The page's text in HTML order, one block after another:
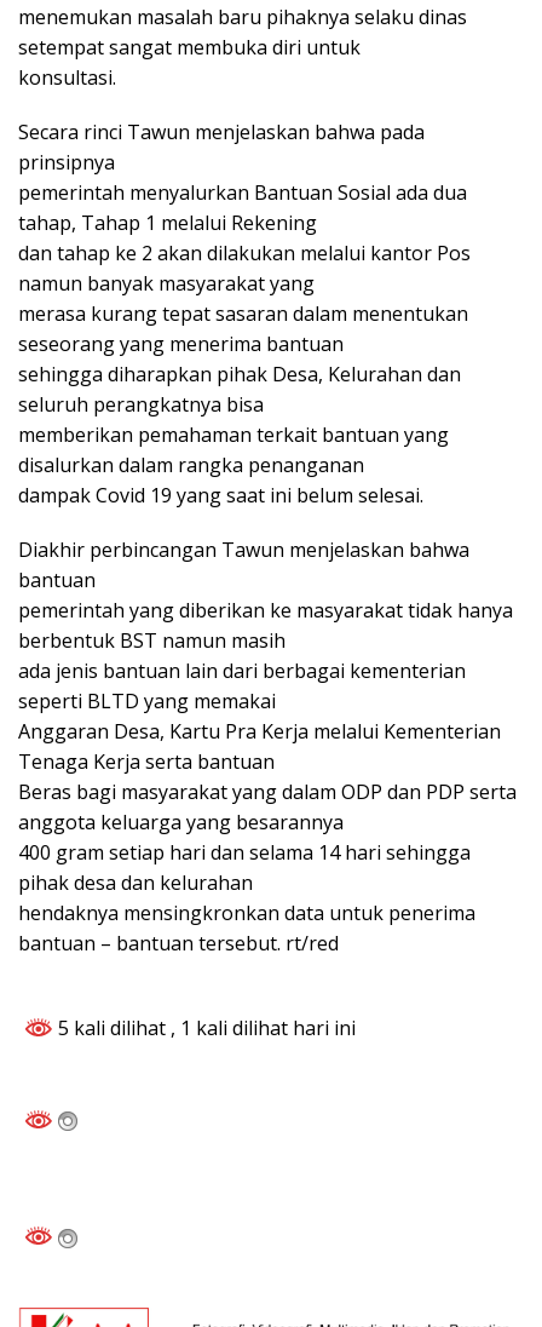
menemukan masalah baru pihaknya selaku dinas
setempat sangat membuka diri untuk
konsultasi.
Secara rinci Tawun menjelaskan bahwa pada
prinsipnya
pemerintah menyalurkan Bantuan Sosial ada dua
tahap, Tahap 1 melalui Rekening
dan tahap ke 2 akan dilakukan melalui kantor Pos
namun banyak masyarakat yang
merasa kurang tepat sasaran dalam menentukan
seseorang yang menerima bantuan
sehingga diharapkan pihak Desa, Kelurahan dan
seluruh perangkatnya bisa
memberikan pemahaman terkait bantuan yang
disalurkan dalam rangka penanganan
dampak Covid 19 yang saat ini belum selesai.
Diakhir perbincangan Tawun menjelaskan bahwa
bantuan
pemerintah yang diberikan ke masyarakat tidak hanya
berbentuk BST namun masih
ada jenis bantuan lain dari berbagai kementerian
seperti BLTD yang memakai
Anggaran Desa, Kartu Pra Kerja melalui Kementerian
Tenaga Kerja serta bantuan
Beras bagi masyarakat yang dalam ODP dan PDP serta
anggota keluarga yang besarannya
400 gram setiap hari dan selama 14 hari sehingga
pihak desa dan kelurahan
hendaknya mensingkronkan data untuk penerima
bantuan – bantuan tersebut. rt/red
5 kali dilihat , 1 kali dilihat hari ini